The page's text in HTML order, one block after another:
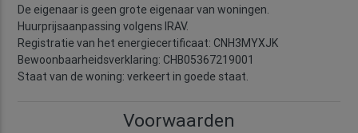
De eigenaar is geen grote eigenaar van woningen.
Huurprijsaanpassing volgens IRAV.
Registratie van het energiecertificaat: CNH3MYXJK
Bewoonbaarheidsverklaring: CHB05367219001
Staat van de woning: verkeert in goede staat.
Voorwaarden